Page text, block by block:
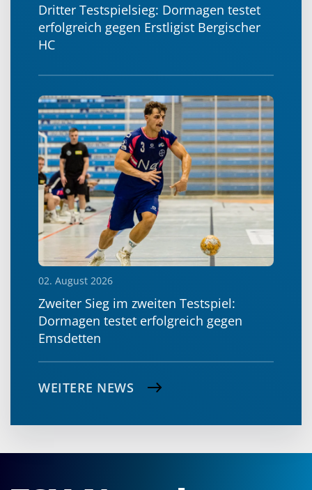
Dritter Testspielsieg: Dormagen testet
erfolgreich gegen Erstligist Bergischer
HC
02. August 2026
Zweiter Sieg im zweiten Testspiel:
Dormagen testet erfolgreich gegen
Emsdetten
WEITERE NEWS